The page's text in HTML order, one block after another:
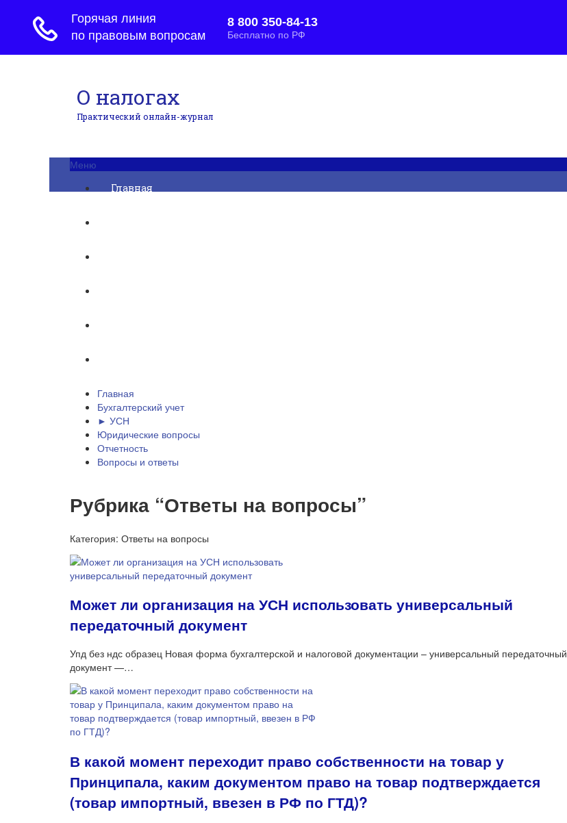
О налогах
Практический онлайн-журнал
Меню
Главная
Главная
Бухгалтерский учет
► УСН
Юридические вопросы
Отчетность
Вопросы и ответы
Рубрика “Ответы на вопросы”
Категория: Ответы на вопросы
Может ли организация на УСН использовать универсальный
передаточный документ
Упд без ндс образец Новая форма бухгалтерской и налоговой документации – универсальный передаточный
документ —…
В какой момент переходит право собственности на товар у
Принципала, каким документом право на товар подтверждается
(товар импортный, ввезен в РФ по ГТД)?